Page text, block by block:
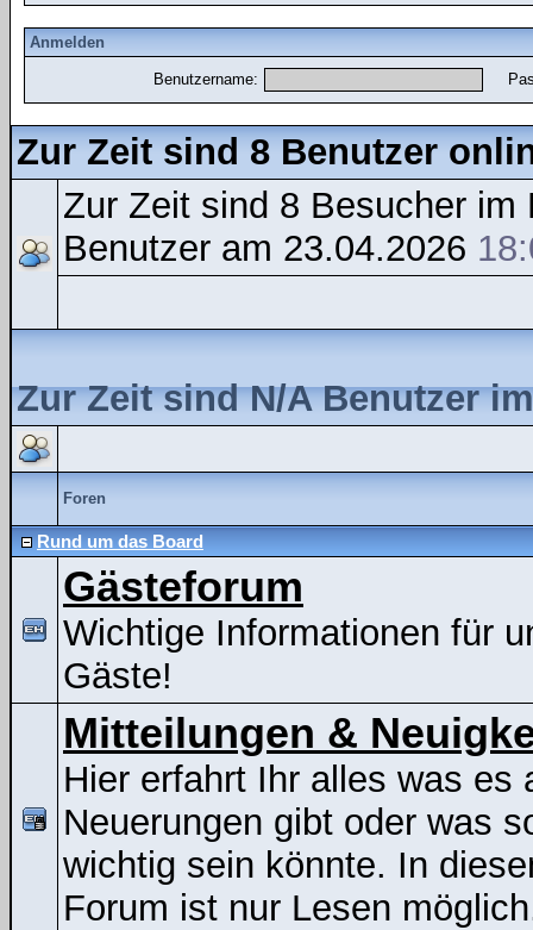
Anmelden
Benutzername:
Zur Zeit sind 8 Benutzer
Zur Zeit sind 8 Besucher
Benutzer am 23.04.2026
Zur Zeit sind N/A Benutzer
Foren
Rund um das Board
Gästeforum
Wichtige Informationen für
Gäste!
Mitteilungen &
Hier erfahrt Ihr alles was es
Neuerungen gibt oder was
wichtig sein könnte. In
Forum ist nur Lesen